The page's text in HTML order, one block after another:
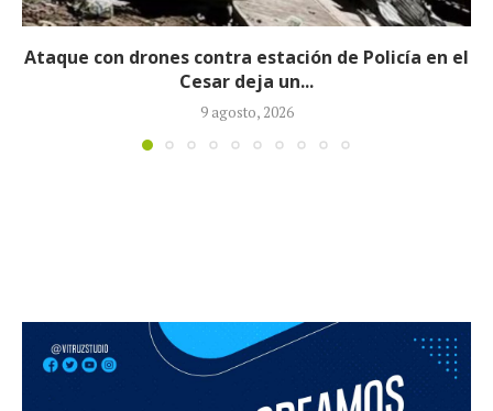
Churo Díaz continuará en libertad mientras
avanza el proceso judicial en su...
6 agosto, 2026